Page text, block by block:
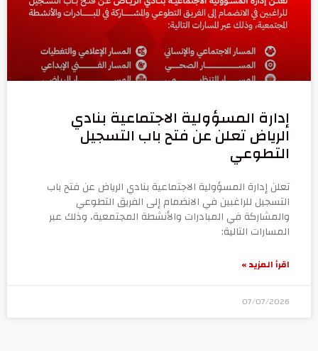
إدارة المسؤولية الاجتماعية بنادي
الرياض تعلن عن فتح باب التسجيل
التطوعي
تعلن إدارة المسؤولية الاجتماعية بنادي الرياض عن فتح باب
التسجيل للراغبين في الانضمام إلى الفريق التطوعي
والمشاركة في المبادرات والأنشطة المجتمعية، وذلك عبر
المسارات التالية:
اقرأ المزيد »
07/07/2026